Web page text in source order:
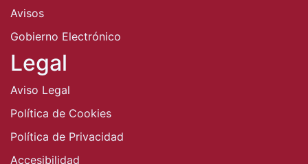
Avisos
Gobierno Electrónico
Legal
Aviso Legal
Política de Cookies
Política de Privacidad
Accesibilidad